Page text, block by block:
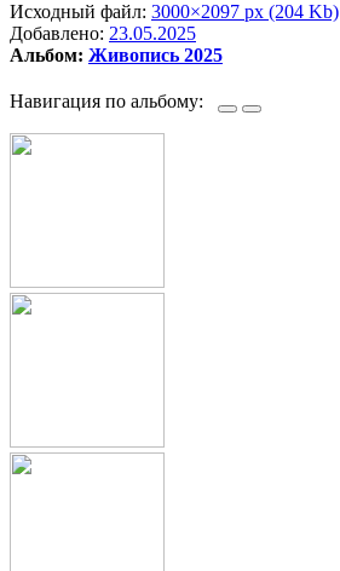
Исходный файл: 3000×2097 px (204 Kb)
Добавлено: 23.05.2025
Альбом: Живопись 2025
Навигация по альбому: